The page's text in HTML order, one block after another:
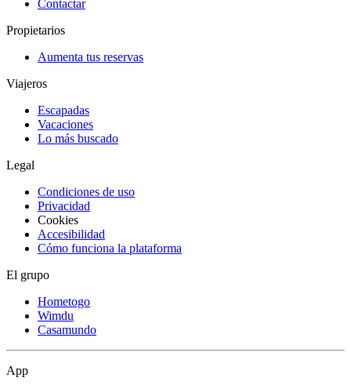
Contactar
Propietarios
Aumenta tus reservas
Viajeros
Escapadas
Vacaciones
Lo más buscado
Legal
Condiciones de uso
Privacidad
Cookies
Accesibilidad
Cómo funciona la plataforma
El grupo
Hometogo
Wimdu
Casamundo
App